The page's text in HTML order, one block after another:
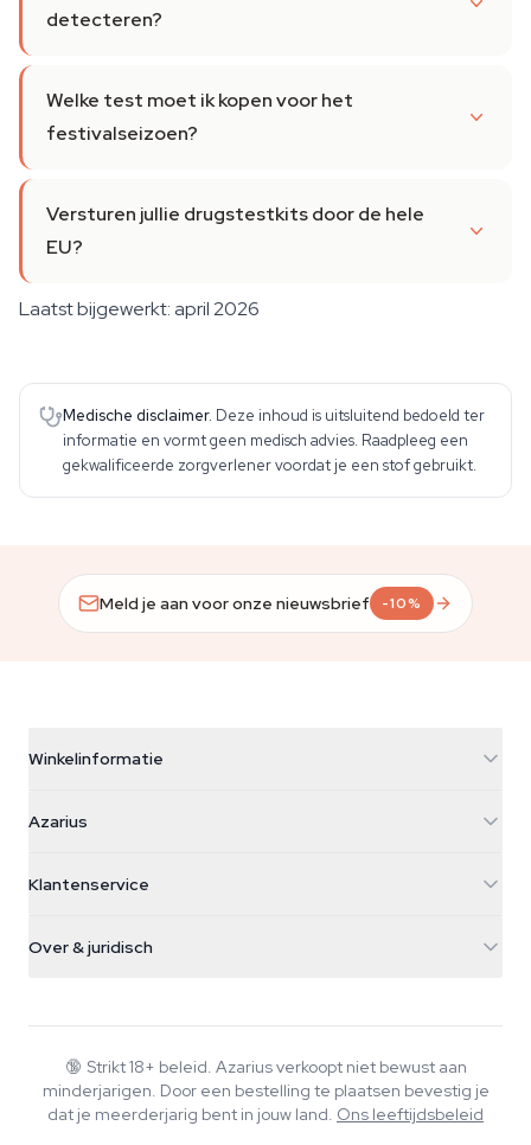
detecteren?
Welke test moet ik kopen voor het
festivalseizoen?
Versturen jullie drugstestkits door de hele
EU?
Laatst bijgewerkt: april 2026
Medische disclaimer. Deze inhoud is uitsluitend bedoeld ter
informatie en vormt geen medisch advies. Raadpleeg een
gekwalificeerde zorgverlener voordat je een stof gebruikt.
Meld je aan voor onze nieuwsbrief -10%
Winkelinformatie
Galvaniweg 11
Nederland
+31(0)204897914
Azarius
Smokeshop
Klantenservice
Retourbeleid
Veelgestelde vragen
Privacybeleid
Over & juridisch
Wiki
Schrijvers
🔞 Strikt 18+ beleid. Azarius verkoopt niet bewust aan
minderjarigen. Door een bestelling te plaatsen bevestig je
dat je meerderjarig bent in jouw land. Ons leeftijdsbeleid